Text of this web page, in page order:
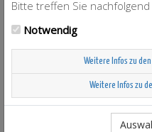
Bitte treffen Sie
Notwendig
Weitere Infos zu
Weitere Infos zu